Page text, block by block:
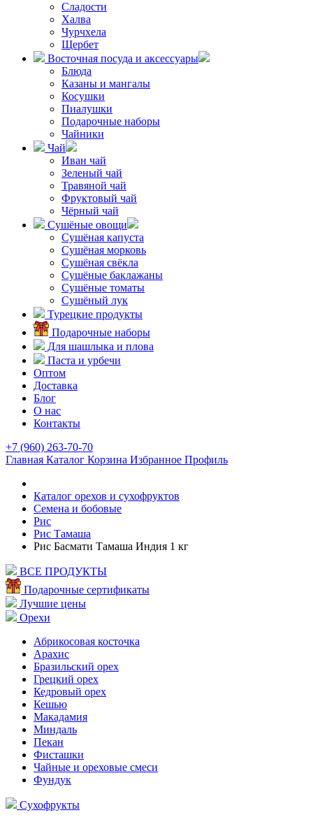
Сладости
Халва
Чурчхела
Щербет
Восточная посуда и аксессуары
Блюда
Казаны и мангалы
Косушки
Пиалушки
Подарочные наборы
Чайники
Чай
Иван чай
Зеленый чай
Травяной чай
Фруктовый чай
Чёрный чай
Сушёные овощи
Сушёная капуста
Сушёная морковь
Сушёная свёкла
Сушёные баклажаны
Сушёные томаты
Сушёный лук
Турецкие продукты
Подарочные наборы
Для шашлыка и плова
Паста и урбечи
Оптом
Доставка
Блог
О нас
Контакты
+7 (960) 263-70-70
Главная Каталог Корзина Избранное Профиль
Каталог орехов и сухофруктов
Семена и бобовые
Рис
Рис Тамаша
Рис Басмати Тамаша Индия 1 кг
ВСЕ ПРОДУКТЫ
Подарочные сертификаты
Лучшие цены
Орехи
Абрикосовая косточка
Арахис
Бразильский орех
Грецкий орех
Кедровый орех
Кешью
Макадамия
Миндаль
Пекан
Фисташки
Чайные и ореховые смеси
Фундук
Сухофрукты